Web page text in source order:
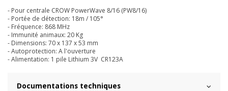
- Pour centrale CROW PowerWave 8/16 (PW8/16)
- Portée de détection: 18m / 105°
- Fréquence: 868 MHz
- Immunité animaux: 20 Kg
- Dimensions: 70 x 137 x 53 mm
- Autoprotection: A l'ouverture
- Alimentation: 1 pile Lithium 3V CR123A
Documentations techniques